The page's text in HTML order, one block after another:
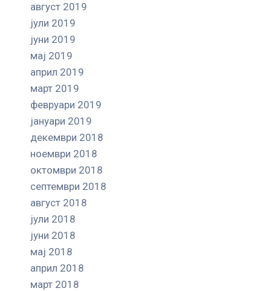
август 2019
јули 2019
јуни 2019
мај 2019
април 2019
март 2019
февруари 2019
јануари 2019
декември 2018
ноември 2018
октомври 2018
септември 2018
август 2018
јули 2018
јуни 2018
мај 2018
април 2018
март 2018